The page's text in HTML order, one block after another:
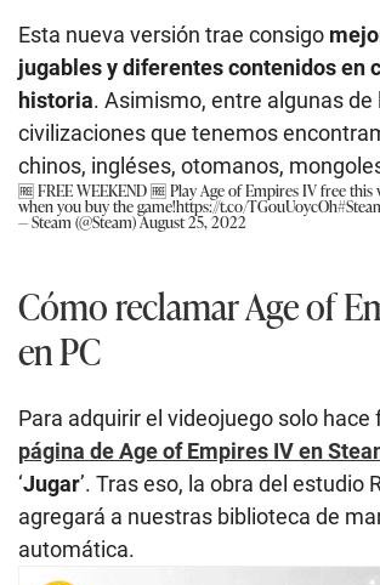
Esta nueva versión trae consigo
jugables y diferentes contenidos en
historia. Asimismo, entre algunas de
civilizaciones que tenemos
chinos, ingléses, otomanos,
🆓 FREE WEEKEND 🆓 Play Age of Empires IV free this
when you buy the game!https://t.co/TGouUoycOh
— Steam (@Steam)August 25, 2022
Cómo reclamar Age of
en PC
Para adquirir el videojuego solo hace
página de Age of Empires IV en
‘Jugar’. Tras eso, la obra del estudio
agregará a nuestras biblioteca de
automática.